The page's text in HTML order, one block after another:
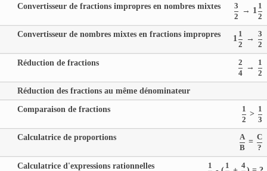
3
2
→ 1 1
2
Convertisseur de fractions impropres en nombres mixtes
1 1
2
→
3
2
Convertisseur de nombres mixtes en fractions impropres
2
4
→
1
2
Réduction de fractions
Réduction des fractions au même dénominateur
1
2
> 1
3
Comparaison de fractions
A
B
= C
?
Calculatrice de proportions
1
1
4
Calculatrice d'expressions rationnelles